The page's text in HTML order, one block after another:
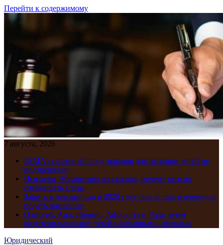
Перейти к содержимому
7 августа, 2026
JAMA : серьезный вред экранов для психики детей не
подтвержден
Психолог Абравитова рассказала, почему опасно
сдерживать слезы
Запись в детский сад в 2026 году: как встать в очередь и
подать заявление
Одиссей, Аид, Дионис, Афродита и Гера: зачем
родители называют детей необычными именами
Юридический